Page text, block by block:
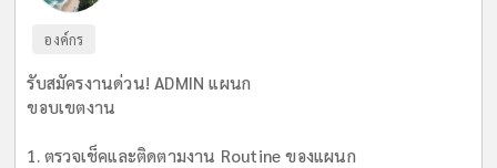
องค์กร
รับสมัครงานด่วน! ADMIN แผนก
ขอบเขตงาน
1. ตรวจเช็คและติดตามงาน Routine ของแผนก